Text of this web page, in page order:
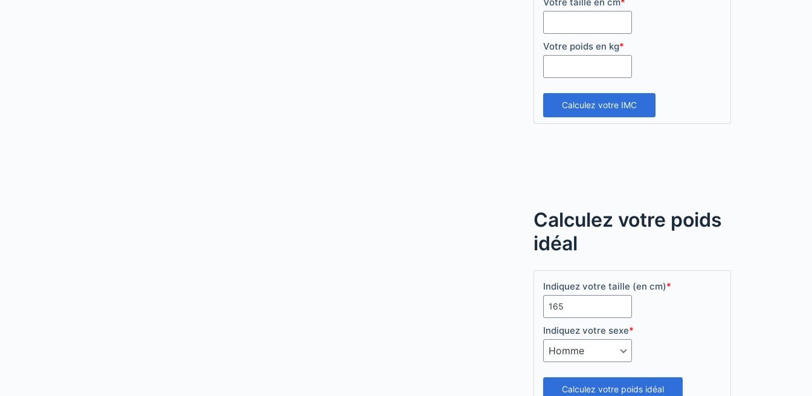
Votre poids en kg*
Calculez votre IMC
Calculez votre poids
idéal
Indiquez votre taille (en cm)*
Indiquez votre sexe*
Calculez votre poids idéal